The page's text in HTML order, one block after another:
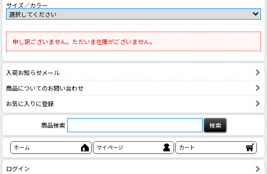
サイズ／カラー
申し訳ございません。ただいま在庫がございません。
入荷お知らせメール
商品についてのお問い合わせ
お気に入りに登録
商品検索
ホーム マイページ カート
ログイン